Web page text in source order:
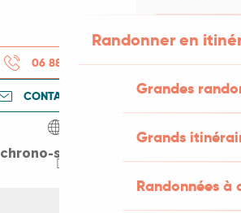
Randonner en
Grandes
Grands
Randonnées
06 88 99 36▒▒
CONTACTEZ-NOUS
chrono-start.com